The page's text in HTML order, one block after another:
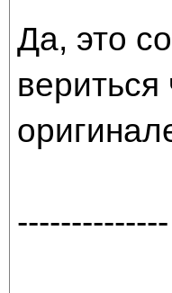
Да, это
вериться
--------------